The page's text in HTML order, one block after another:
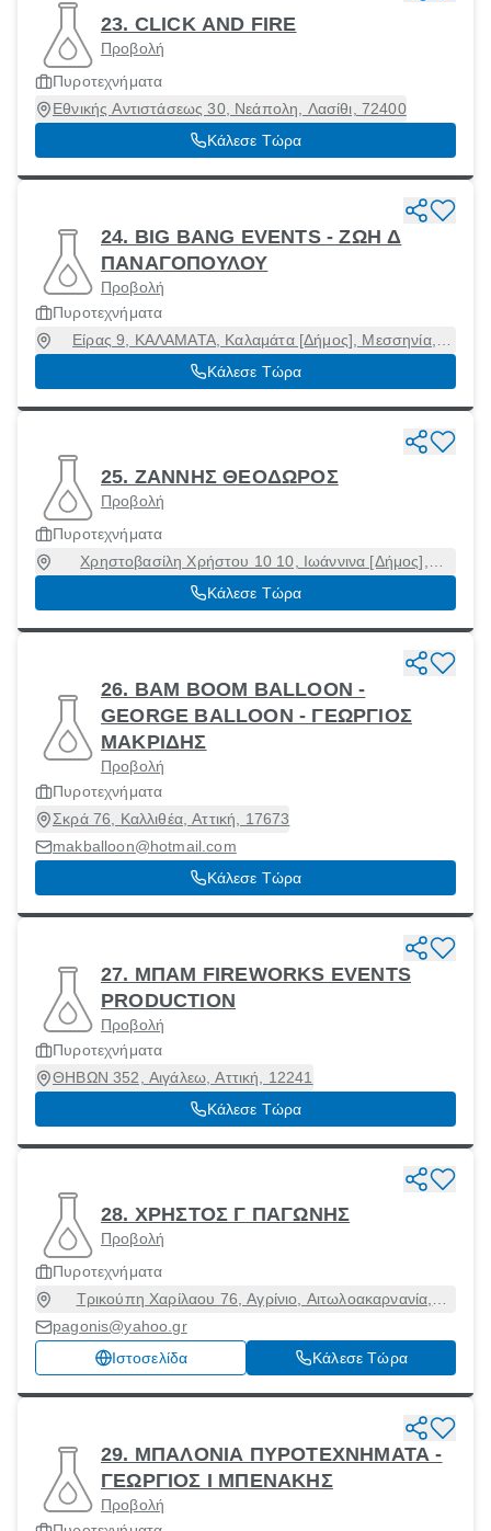
23. CLICK AND FIRE
Προβολή
Πυροτεχνήματα
Εθνικής Αντιστάσεως 30, Νεάπολη, Λασίθι, 72400
Κάλεσε Τώρα
24. BIG BANG EVENTS - ΖΩΗ Δ
ΠΑΝΑΓΟΠΟΥΛΟΥ
Προβολή
Πυροτεχνήματα
Είρας 9, ΚΑΛΑΜΑΤΑ, Καλαμάτα [Δήμος], Μεσσηνία,
24100
Κάλεσε Τώρα
25. ΖΑΝΝΗΣ ΘΕΟΔΩΡΟΣ
Προβολή
Πυροτεχνήματα
Χρηστοβασίλη Χρήστου 10 10, Ιωάννινα [Δήμος],
Ιωάννινα, 45333
Κάλεσε Τώρα
26. BAM BOOM BALLOON -
GEORGE BALLOON - ΓΕΩΡΓΙΟΣ
ΜΑΚΡΙΔΗΣ
Προβολή
Πυροτεχνήματα
Σκρά 76, Καλλιθέα, Αττική, 17673
makballoon@hotmail.com
Κάλεσε Τώρα
27. ΜΠΑΜ FIREWORKS EVENTS
PRODUCTION
Προβολή
Πυροτεχνήματα
ΘΗΒΩΝ 352, Αιγάλεω, Αττική, 12241
Κάλεσε Τώρα
28. ΧΡΗΣΤΟΣ Γ ΠΑΓΩΝΗΣ
Προβολή
Πυροτεχνήματα
Τρικούπη Χαρίλαου 76, Αγρίνιο, Αιτωλοακαρνανία,
pagonis@yahoo.gr
Ιστοσελίδα
Κάλεσε Τώρα
29. ΜΠΑΛΟΝΙΑ ΠΥΡΟΤΕΧΝΗΜΑΤΑ -
ΓΕΩΡΓΙΟΣ Ι ΜΠΕΝΑΚΗΣ
Προβολή